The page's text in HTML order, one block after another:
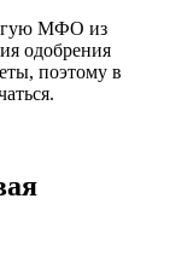
МФО из
одобрения
поэтому в